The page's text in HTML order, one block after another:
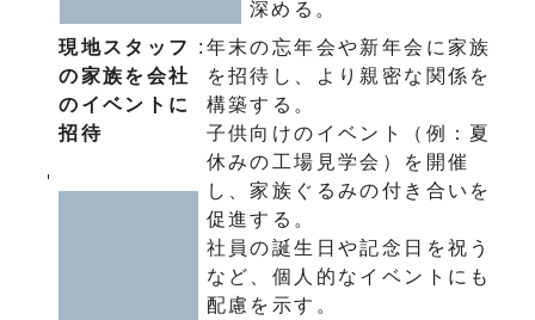
深める。
現地スタッフ
の家族を会社
のイベントに
招待
: 年末の忘年会や新年会に家族
を招待し、より親密な関係を
構築する。
子供向けのイベント（例：夏
休みの工場見学会）を開催
し、家族ぐるみの付き合いを
促進する。
社員の誕生日や記念日を祝う
など、個人的なイベントにも
配慮を示す。